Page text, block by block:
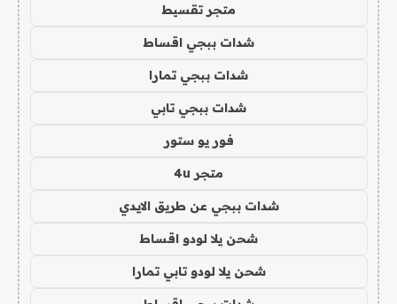
متجر تقسيط
شدات ببجي اقساط
شدات ببجي تمارا
شدات ببجي تابي
فور يو ستور
متجر 4u
شدات ببجي عن طريق الايدي
شحن يلا لودو اقساط
شحن يلا لودو تابي تمارا